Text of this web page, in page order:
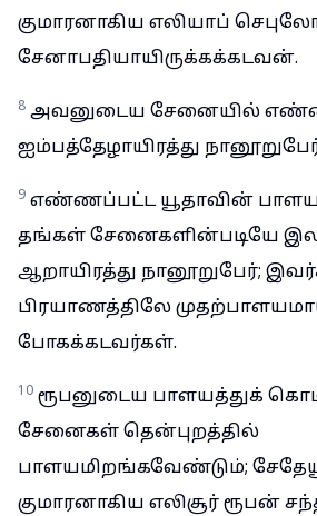
குமாரனாகிய எலியாப்
சேனாபதியாயிருக்கக்கடவன்.
8 அவனுடைய சேனையில்
ஐம்பத்தேழாயிரத்து
9 எண்ணப்பட்ட யூதாவின்
தங்கள் சேனைகளின்படியே
ஆறாயிரத்து நானூறுபேர்;
பிரயாணத்திலே
போகக்கடவர்கள்.
10 ரூபனுடைய பாளயத்துக்
சேனைகள் தென்புறத்தில்
பாளயமிறங்கவேண்டும்;
குமாரனாகிய எலிசூர் ரூபன்